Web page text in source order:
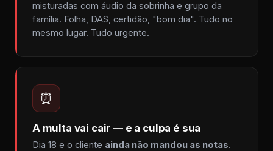
misturadas com áudio da sobrinha e grupo da
família. Folha, DAS, certidão, "bom dia". Tudo no
mesmo lugar. Tudo urgente.
⏰
A multa vai cair — e a culpa é sua
Dia 18 e o cliente ainda não mandou as notas.